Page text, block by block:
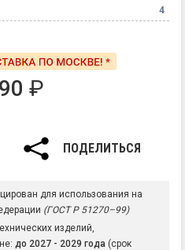
4
₽
ПОДЕЛИТЬСЯ
для использования на
(ГОСТ Р 51270–99)
изделий,
до 2027 - 2029 года (срок